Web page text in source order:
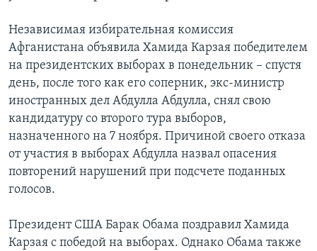
Независимая избирательная комиссия
Афганистана объявила Хамида Карзая победителем
на президентских выборах в понедельник – спустя
день, после того как его соперник, экс-министр
иностранных дел Абдулла Абдулла, снял свою
кандидатуру со второго тура выборов,
назначенного на 7 ноября. Причиной своего отказа
от участия в выборах Абдулла назвал опасения
повторений нарушений при подсчете поданных
голосов.
Президент США Барак Обама поздравил Хамида
Карзая с победой на выборах. Однако Обама также